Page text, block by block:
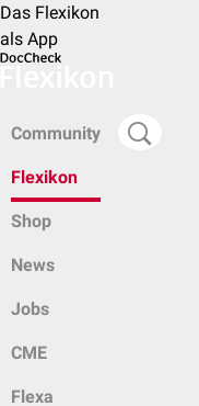
Das Flexikon
als App
Community
Flexikon
Shop
News
Jobs
CME
Flexa